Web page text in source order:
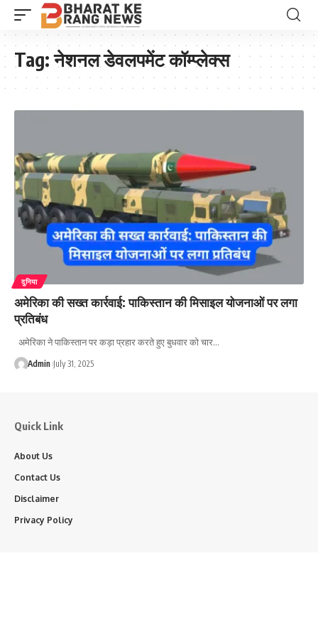
Tag:नेशनल डेवलपमेंट कॉम्प्लेक्स
दुनिया
अमेरिका की सख्त कार्रवाई: पाकिस्तान की मिसाइल योजनाओं पर लगा
प्रतिबंध
अमेरिका ने पाकिस्तान पर कड़ा प्रहार करते हुए बुधवार को चार…
Admin July 31, 2025
Quick Link
About Us
Contact Us
Disclaimer
Privacy Policy